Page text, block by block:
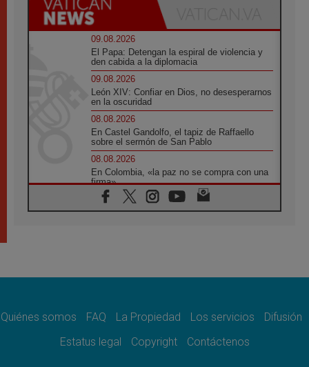
09.08.2026
El Papa: Detengan la espiral de violencia y
den cabida a la diplomacia
09.08.2026
León XIV: Confiar en Dios, no desesperarnos
en la oscuridad
08.08.2026
En Castel Gandolfo, el tapiz de Raffaello
sobre el sermón de San Pablo
08.08.2026
En Colombia, «la paz no se compra con una
firma»
08.08.2026
En Venezuela celebraron los 416 años del
08.08.2026
07.08.2026
se convierte en diócesis
Quiénes somos FAQ La Propiedad Los servicios
Difusión
Estatus legal
Copyright Contáctenos